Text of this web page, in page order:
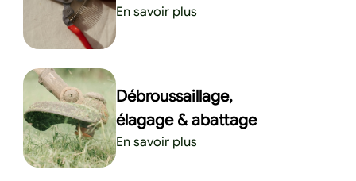
En savoir plus
Débroussaillage,
élagage & abattage
En savoir plus